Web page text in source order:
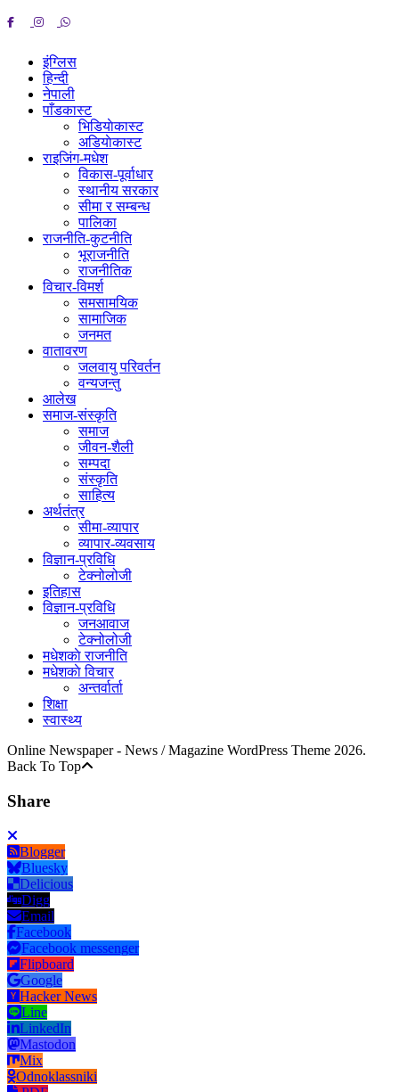
इंग्लिस
हिन्दी
नेपाली
पाँडकास्ट
भिडियाेकास्ट
अडियाेकास्ट
राइजिंग-मधेश
विकास-पूर्वाधार
स्थानीय सरकार
सीमा र सम्बन्ध
पालिका
राजनीति-कुटनीति
भूराजनीति
राजनीतिक
विचार-विमर्श
समसामयिक
सामाजिक
जनमत
वातावरण
जलवायु परिवर्तन
वन्यजन्तु
आलेख
समाज-संस्कृति
समाज
जीवन-शैली
सम्पदा
संस्कृति
साहित्य
अर्थतंत्र
सीमा-व्यापार
व्यापार-व्यवसाय
विज्ञान-प्रविधि
टेक्नोलोजी
इतिहास
विज्ञान-प्रविधि
जनआवाज
टेक्नोलोजी
मधेशकाे राजनीति
मधेशकाे विचार
अन्तर्वार्ता
शिक्षा
स्वास्थ्य
Online Newspaper - News / Magazine WordPress Theme 2026.
Back To Top
Share
Blogger
Bluesky
Delicious
Digg
Email
Facebook
Facebook messenger
Flipboard
Google
Hacker News
Line
LinkedIn
Mastodon
Mix
Odnoklassniki